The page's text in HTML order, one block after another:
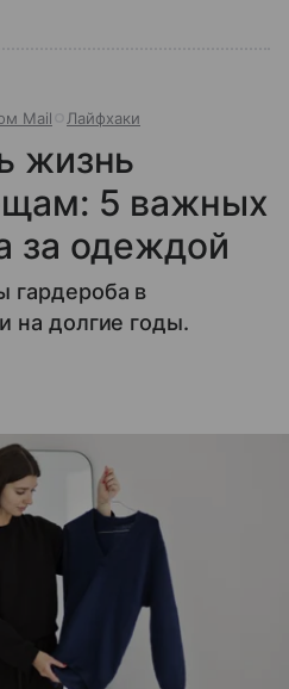
Mail Лайфхаки
жизнь
5 важных
за одеждой
гардероба в
на долгие годы.